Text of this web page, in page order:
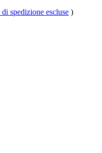
di spedizione escluse )